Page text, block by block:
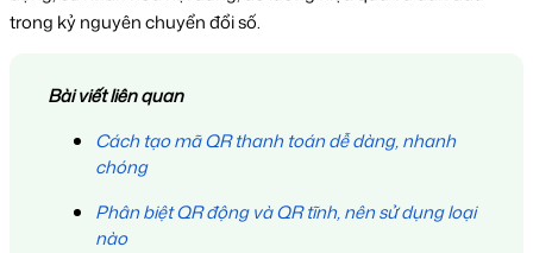
trong kỷ nguyên chuyển đổi số.
Bài viết liên quan
Cách tạo mã QR thanh toán dễ dàng, nhanh
chóng
Phân biệt QR động và QR tĩnh, nên sử dụng loại
nào